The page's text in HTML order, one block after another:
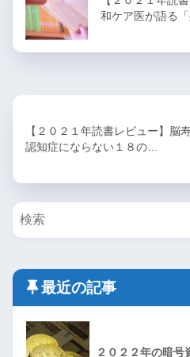
和ケア医が語る
【２０２１年読書レビュー】脳
認知症にならない１８の…
最近の記事
２０２２年の暗号